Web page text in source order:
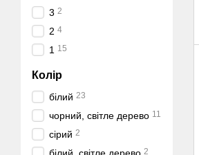
3 2
2 4
1 15
Колір
білий 23
чорний, світле дерево 11
сірий 2
2